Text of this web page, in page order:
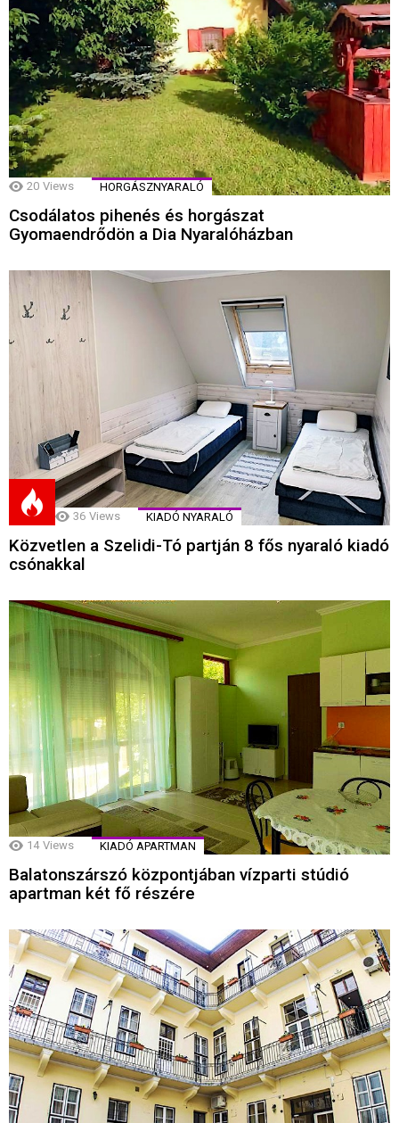
20 Views HORGÁSZNYARALÓ
Csodálatos pihenés és horgászat
Gyomaendrődön a Dia Nyaralóházban
36 Views KIADÓ NYARALÓ
Közvetlen a Szelidi-Tó partján 8 fős nyaraló kiadó
csónakkal
14 Views KIADÓ APARTMAN
Balatonszárszó központjában vízparti stúdió
apartman két fő részére